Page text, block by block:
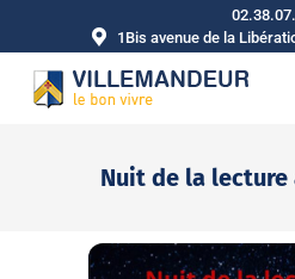
1Bis avenue de la
Nuit de la lecture